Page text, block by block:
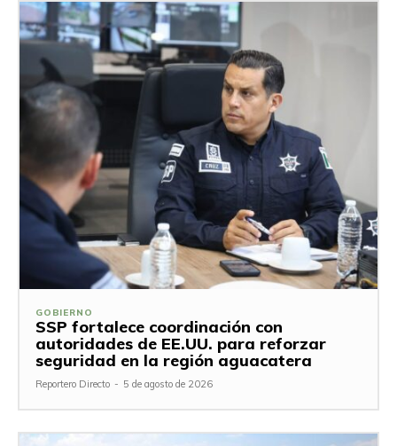
GOBIERNO
SSP fortalece coordinación con
autoridades de EE.UU. para reforzar
seguridad en la región aguacatera
Reportero Directo - 5 de agosto de 2026